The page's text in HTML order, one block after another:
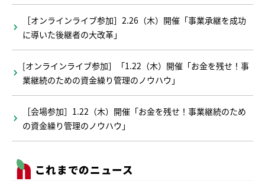
［オンラインライブ参加］2.26（木）開催「事業承継を成功
に導いた後継者の大改革」
[オンラインライブ参加］「1.22（木）開催「お金を残せ！事
業継続のための資金繰り管理のノウハウ」
［会場参加］1.22（木）開催「お金を残せ！事業継続のため
の資金繰り管理のノウハウ」
これまでのニュース